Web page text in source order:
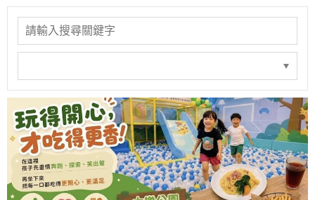
賣】台中爸媽期待
已久的好消息來
了！